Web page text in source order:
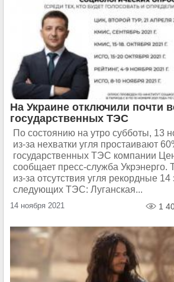
На Украине отключили почти
государственных ТЭС
По состоянию на утро субботы, 13
из-за нехватки угля простаивают
государственных ТЭС компании
сообщает пресс-служба Укрэнерго.
из-за отсутствия угля рекордные 14
следующих ТЭС: Луганская...
14 ноября 2021 1